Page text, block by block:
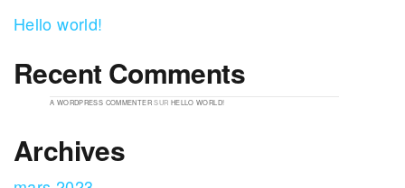
Hello world!
Recent Comments
A WORDPRESS COMMENTERSUR HELLO WORLD!
Archives